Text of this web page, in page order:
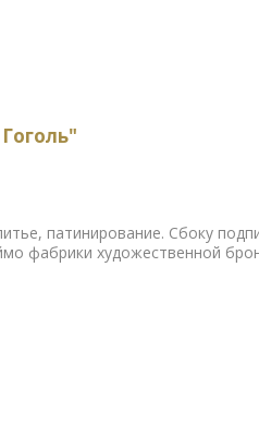
патинирование. Сбоку
фабрики художественной